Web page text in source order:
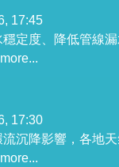
17:45
定度、降低管線
more...
17:30
流沉降影響，各地
more...